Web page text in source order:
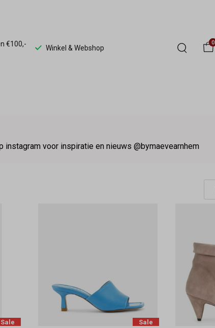
€100,-
Winkel & Webshop
0
voor inspiratie en nieuws @bymaevearnhem
Sale Sale